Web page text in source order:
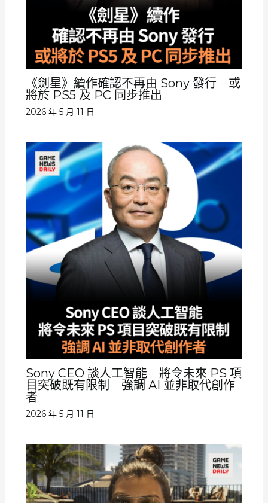
《劍星》續作確認不再由 Sony 發行 或
將於 PS5 及 PC 同步推出
2026 年 5 月 11 日
Sony CEO 談人工智能 將令未來 PS 項
目突破既有限制 強調 AI 並非取代創作
者
2026 年 5 月 11 日